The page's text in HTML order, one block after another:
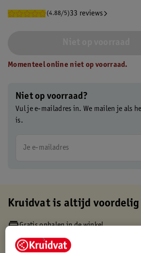
(4.88/5)33 reviews
Momenteel online niet op voorraad.
Niet op voorraad?
Vul je e-mailadres in. We mailen je als
is.
Je e-mailadres
Kruidvat is altijd voordelig
Gratis ophalen in de winkel
Op werkdagen voor 22:00 uur besteld,
Gratis thuisbezorgd vanaf 50.00